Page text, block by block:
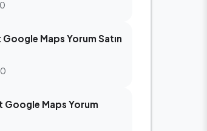
Maps Yorum Satın
Google Maps Yorum